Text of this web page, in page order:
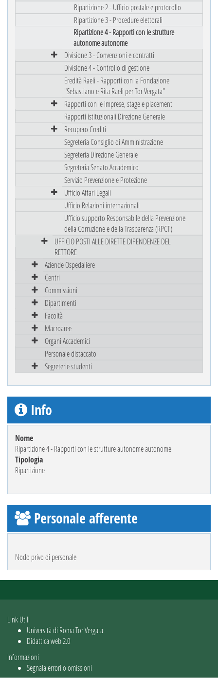
Ripartizione 2 - Ufficio postale e protocollo
Ripartizione 3 - Procedure elettorali
Ripartizione 4 - Rapporti con le strutture
autonome autonome
Divisione 3 - Convenzioni e contratti
Divisione 4 - Controllo di gestione
Eredità Raeli - Rapporti con la Fondazione
"Sebastiano e Rita Raeli per Tor Vergata"
Rapporti con le imprese, stage e placement
Rapporti istituzionali Direzione Generale
Recupero Crediti
Segreteria Consiglio di Amministrazione
Segreteria Direzione Generale
Segreteria Senato Accademico
Servizio Prevenzione e Protezione
Ufficio Affari Legali
Ufficio Relazioni internazionali
Ufficio supporto Responsabile della Prevenzione
della Corruzione e della Trasparenza (RPCT)
UFFICIO POSTI ALLE DIRETTE DIPENDENZE DEL
RETTORE
Aziende Ospedaliere
Centri
Commissioni
Dipartimenti
Facoltà
Macroaree
Organi Accademici
Personale distaccato
Segreterie studenti
Info
Nome
Ripartizione 4 - Rapporti con le strutture autonome autonome
Tipologia
Ripartizione
Personale afferente
Nodo privo di personale
Link Utili
Università di Roma Tor Vergata
Didattica web 2.0
Informazioni
Segnala errori o omissioni